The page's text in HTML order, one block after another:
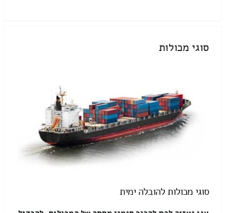
סוגי מכולות
סוגי מכולות להובלה ימית